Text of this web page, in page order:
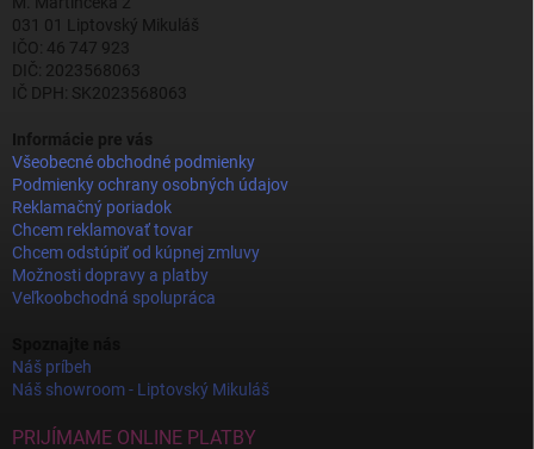
031 01 Liptovský Mikuláš
IČO: 46 747 923
DIČ: 2023568063
IČ DPH: SK2023568063
Informácie pre vás
Všeobecné obchodné podmienky
Podmienky ochrany osobných údajov
Reklamačný poriadok
Chcem reklamovať tovar
Chcem odstúpiť od kúpnej zmluvy
Možnosti dopravy a platby
Veľkoobchodná spolupráca
Náš príbeh
Náš showroom - Liptovský Mikuláš
PRIJÍMAME ONLINE PLATBY